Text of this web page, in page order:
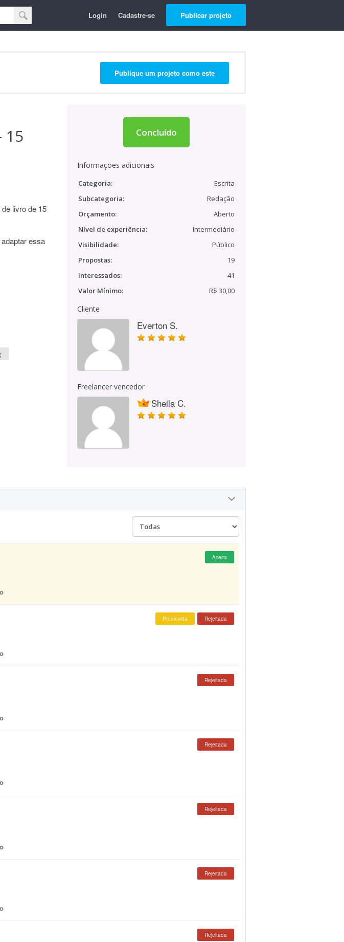
Login Cadastre-se Publicar projeto
Publique um projeto como este
15
livro de 15
essa
Concluído
Informações adicionais
Categoria:
Escrita
Subcategoria:
Redação
Orçamento:
Aberto
Nível de experiência:
Intermediário
Visibilidade:
Público
Propostas:
19
Interessados:
41
Valor Mínimo:
R$ 30,00
Cliente
Everton S.
Freelancer vencedor
Sheila C.
Aceita
Promovida Rejeitada
Rejeitada
Rejeitada
Rejeitada
Rejeitada
Rejeitada